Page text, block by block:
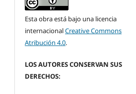
Esta obra está bajo una licencia
internacionalCreative Commons
Atribución 4.0.
LOS AUTORES CONSERVAN SUS
DERECHOS: